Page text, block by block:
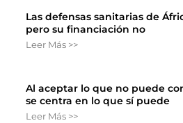
Las defensas sanitarias de
pero su financiación no
Leer Más >>
Al aceptar lo que no puede
se centra en lo que sí puede
Leer Más >>